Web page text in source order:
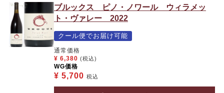
ブルックス ピノ・ノワール ウィラメッ
ト・ヴァレー 2022
クール便でお届け可能
通常価格
¥ 6,380 (税込)
WG価格
¥ 5,700 税込